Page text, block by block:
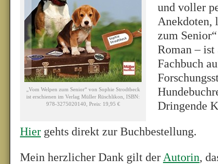
„Vom Welpen zum Senior“ von Sophie Strodtbeck
ist erschienen im Verlag Müller Rüschlikon, ISBN:
978-3275020140, Preis: 19,95 €
und voller
Anekdoten,
zum
Roman –
Fachbuch
Dringende
Hier gehts direkt zur Buchbestellung.
Mein herzlicher Dank gilt der Autorin,